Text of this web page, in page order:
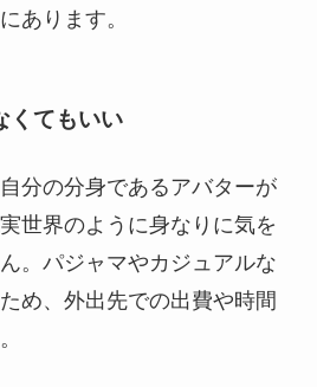
あります。
くてもいい
分の分身であるアバターが
世界のように身なりに気を
。パジャマやカジュアルな
め、外出先での出費や時間